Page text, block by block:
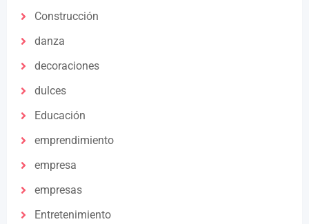
Construcción
danza
decoraciones
dulces
Educación
emprendimiento
empresa
empresas
Entretenimiento